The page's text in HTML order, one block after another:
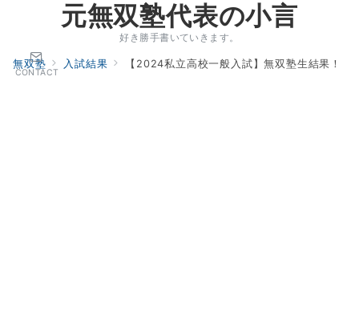
元無双塾代表の小言
好き勝手書いていきます。
CONTACT
無双塾 入試結果 【2024私立高校一般入試】無双塾生結果！